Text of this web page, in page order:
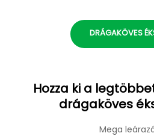
DRÁGAKÖVES
Hozza ki a
drágaköves
Mega